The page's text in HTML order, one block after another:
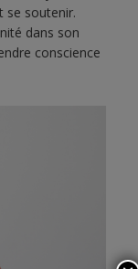
se soutenir.
dans son
conscience